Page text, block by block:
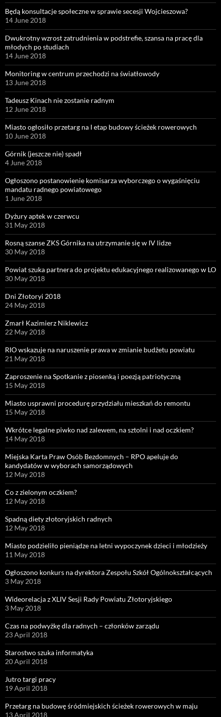
Będą konsultacje społeczne w sprawie secesji Wojcieszowa?
14 June 2018
Dwukrotny wzrost zatrudnienia w podstrefie, szansa na pracę dla
młodych po studiach
14 June 2018
Monitoring w centrum przechodzi na światłowody
13 June 2018
Tadeusz Kinach nie zostanie radnym
12 June 2018
Miasto ogłosiło przetarg na I etap budowy ścieżek rowerowych
10 June 2018
Górnik (jeszcze nie) spadł
4 June 2018
Ogłoszono postanowienie komisarza wyborczego o wygaśnięciu
mandatu radnego powiatowego
1 June 2018
Dyżury aptek w czerwcu
31 May 2018
Rosną szanse ZKS Górnika na utrzymanie się w IV lidze
30 May 2018
Powiat szuka partnera do projektu edukacyjnego realizowanego w LO
30 May 2018
Dni Złotoryi 2018
24 May 2018
Zmarł Kazimierz Niklewicz
22 May 2018
RIO wskazuje na naruszenie prawa w zmianie budżetu powiatu
21 May 2018
Zaproszenie na Spotkanie z piosenką i poezją patriotyczną
15 May 2018
Miasto usprawni procedurę przydziału mieszkań do remontu
15 May 2018
Wkrótce legalne piwko nad zalewem, na sztolni i nad oczkiem?
14 May 2018
Miejska Karta Praw Osób Bezdomnych – RPO apeluje do
kandydatów w wyborach samorządowych
12 May 2018
Co z zielonym oczkiem?
12 May 2018
Spadną diety złotoryjskich radnych
12 May 2018
Miasto podzieliło pieniądze na letni wypoczynek dzieci i młodzieży
11 May 2018
Ogłoszono konkurs na dyrektora Zespołu Szkół Ogólnokształcących
3 May 2018
Wideorelacja z XLIV Sesji Rady Powiatu Złotoryjskiego
3 May 2018
Czas na podwyżkę dla radnych – członków zarządu
23 April 2018
Starostwo szuka informatyka
20 April 2018
Jutro targi pracy
19 April 2018
Przetarg na budowę śródmiejskich ścieżek rowerowych w maju
13 April 2018